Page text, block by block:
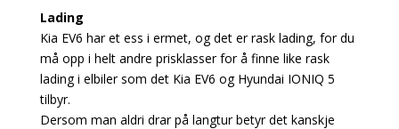
Lading
Kia EV6 har et ess i ermet, og det er rask lading, for du
må opp i helt andre prisklasser for å finne like rask
lading i elbiler som det Kia EV6 og Hyundai IONIQ 5
tilbyr.
Dersom man aldri drar på langtur betyr det kanskje